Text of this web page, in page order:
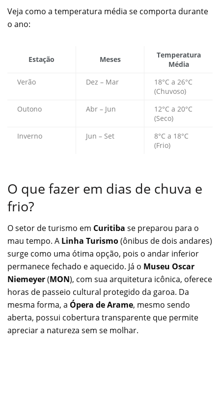
Veja como a temperatura média se comporta durante
o ano:
Estação Meses
Temperatura
Média
Verão
Dez – Mar
18°C a 26°C
(Chuvoso)
Outono
Abr – Jun
12°C a 20°C
(Seco)
Inverno
Jun – Set
8°C a 18°C
(Frio)
O que fazer em dias de chuva e
frio?
O setor de turismo em Curitiba se preparou para o
mau tempo. A Linha Turismo(ônibus de dois andares)
surge como uma ótima opção, pois o andar inferior
permanece fechado e aquecido. Já o Museu Oscar
Niemeyer(MON), com sua arquitetura icônica, oferece
horas de passeio cultural protegido da garoa. Da
mesma forma, a Ópera de Arame, mesmo sendo
aberta, possui cobertura transparente que permite
apreciar a natureza sem se molhar.